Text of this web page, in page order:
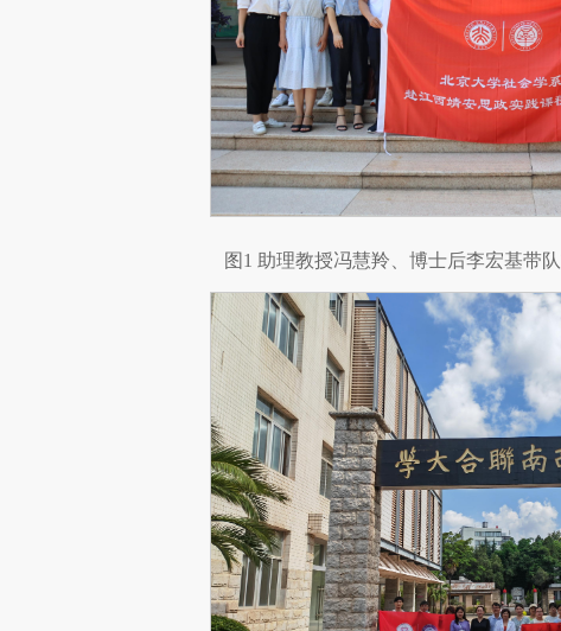
图1 助理教授冯慧羚、博士后李宏基带